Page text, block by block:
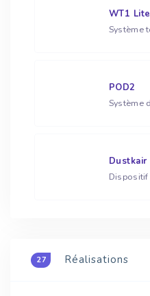
WT1 Lite
POD2
Dustkair
27 Réalisations